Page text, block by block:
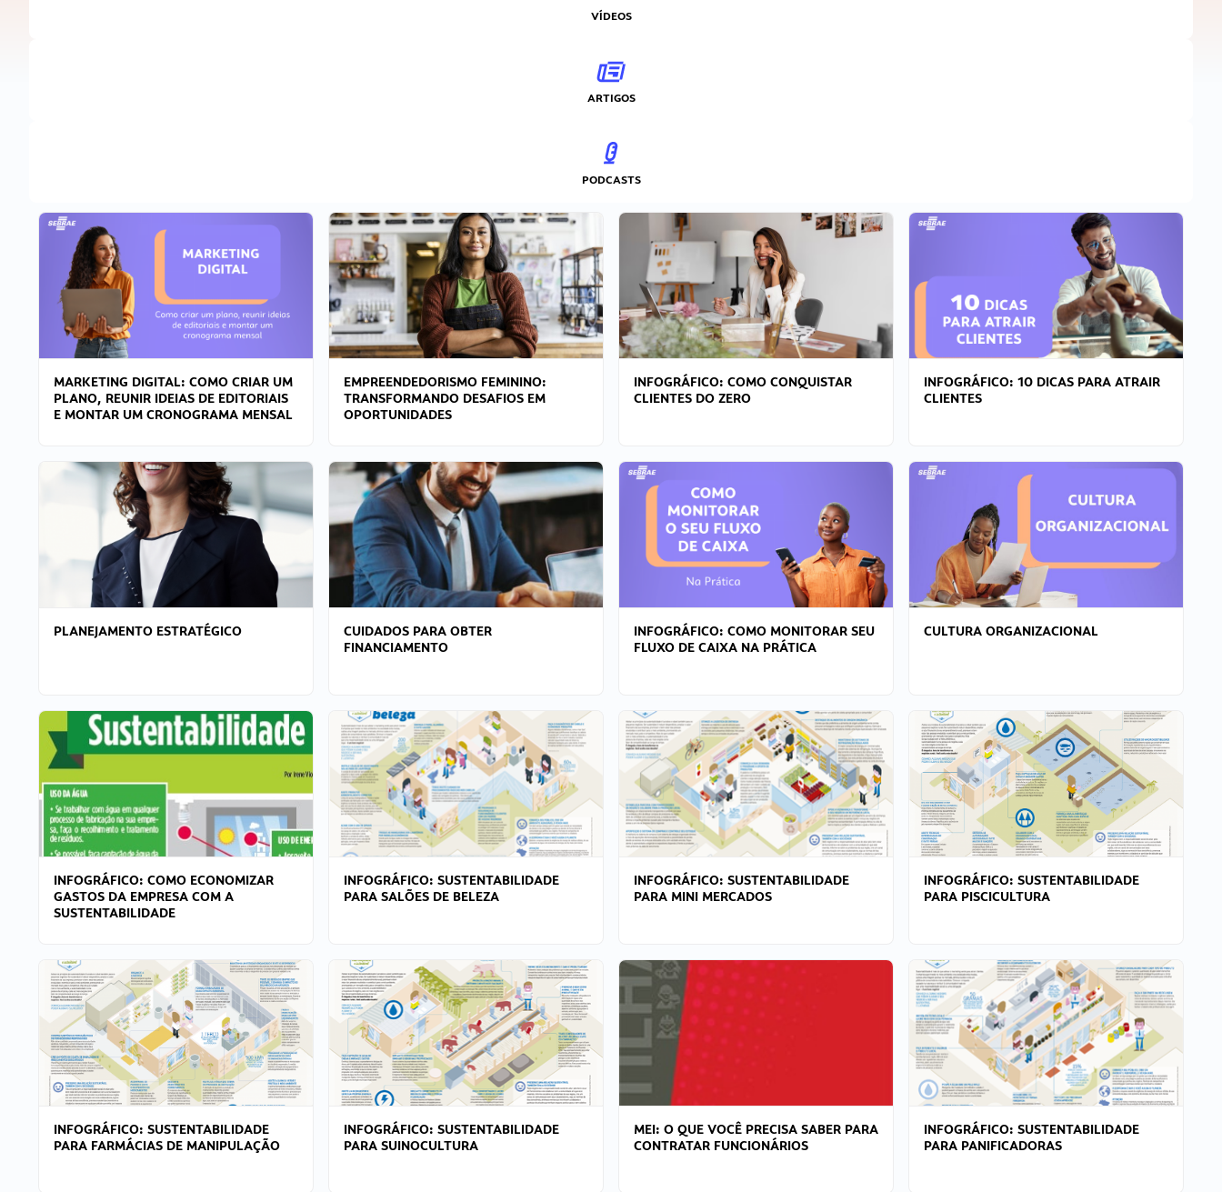
VÍDEOS
ARTIGOS
PODCASTS
MARKETING DIGITAL: COMO CRIAR UM
PLANO, REUNIR IDEIAS DE EDITORIAIS
E MONTAR UM CRONOGRAMA MENSAL
EMPREENDEDORISMO FEMININO:
TRANSFORMANDO DESAFIOS EM
OPORTUNIDADES
INFOGRÁFICO: COMO CONQUISTAR
CLIENTES DO ZERO
INFOGRÁFICO: 10 DICAS PARA ATRAIR
CLIENTES
PLANEJAMENTO ESTRATÉGICO
CUIDADOS PARA OBTER
FINANCIAMENTO
INFOGRÁFICO: COMO MONITORAR SEU
FLUXO DE CAIXA NA PRÁTICA
CULTURA ORGANIZACIONAL
INFOGRÁFICO: COMO ECONOMIZAR
GASTOS DA EMPRESA COM A
SUSTENTABILIDADE
INFOGRÁFICO: SUSTENTABILIDADE
PARA SALÕES DE BELEZA
INFOGRÁFICO: SUSTENTABILIDADE
PARA MINI MERCADOS
INFOGRÁFICO: SUSTENTABILIDADE
PARA PISCICULTURA
INFOGRÁFICO: SUSTENTABILIDADE
PARA FARMÁCIAS DE MANIPULAÇÃO
INFOGRÁFICO: SUSTENTABILIDADE
PARA SUINOCULTURA
MEI: O QUE VOCÊ PRECISA SABER PARA
CONTRATAR FUNCIONÁRIOS
INFOGRÁFICO: SUSTENTABILIDADE
PARA PANIFICADORAS